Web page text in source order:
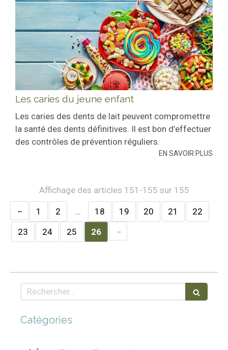
Les caries du jeune enfant
Les caries des dents de lait peuvent compromettre
la santé des dents définitives. Il est bon d’effectuer
des contrôles de prévention réguliers.
EN SAVOIR PLUS
Affichage des articles 151-155 sur 155
1 2 … 18 19 20 21
22
23
24 25 26
Rechercher
Catégories